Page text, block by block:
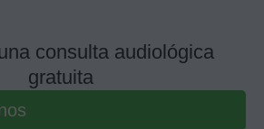
consulta audiológica
gratuita